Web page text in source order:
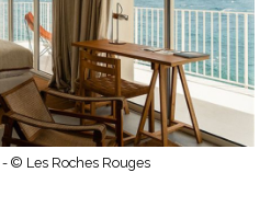
- © Les Roches Rouges